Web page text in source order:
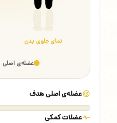
نمای جلوی بدن
عضله‌ی اصلی
عضله‌ی اصلی هدف
عضلات کمکی